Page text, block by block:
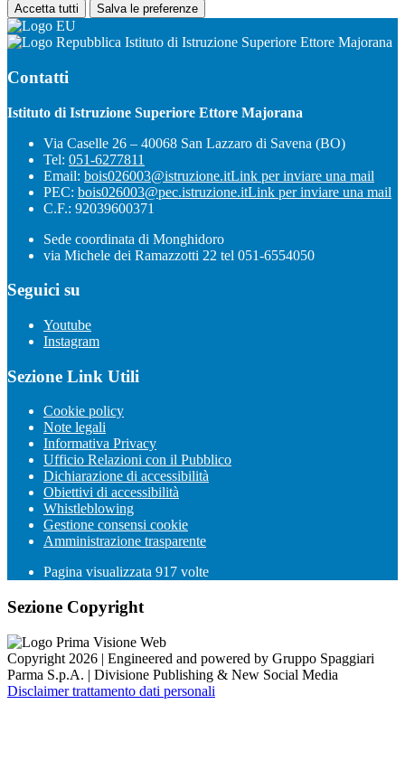
Accetta tutti Salva le preferenze
Istituto di Istruzione Superiore Ettore Majorana
Contatti
Istituto di Istruzione Superiore Ettore Majorana
Via Caselle 26 – 40068 San Lazzaro di Savena (BO)
Tel: 051-6277811
Email: bois026003@istruzione.itLink per inviare una mail
PEC: bois026003@pec.istruzione.itLink per inviare una mail
C.F.: 92039600371
Sede coordinata di Monghidoro
via Michele dei Ramazzotti 22 tel 051-6554050
Seguici su
Youtube
Instagram
Sezione Link Utili
Cookie policy
Note legali
Informativa Privacy
Ufficio Relazioni con il Pubblico
Dichiarazione di accessibilità
Obiettivi di accessibilità
Whistleblowing
Gestione consensi cookie
Amministrazione trasparente
Pagina visualizzata 917 volte
Sezione Copyright
Copyright 2026 | Engineered and powered by Gruppo Spaggiari
Parma S.p.A. | Divisione Publishing & New Social Media
Disclaimer trattamento dati personali